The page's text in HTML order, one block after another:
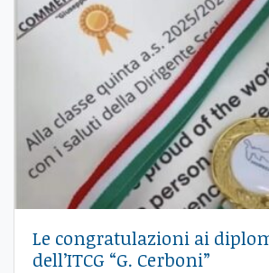
Le congratulazioni ai
dell’ITCG “G. Cerboni”